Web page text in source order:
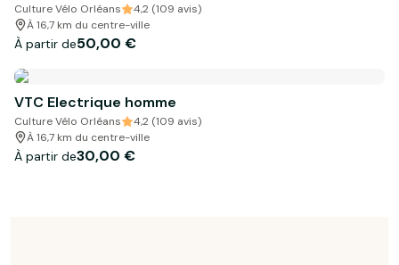
Culture Vélo Orléans
4,2 (109 avis)
À 16,7 km du centre-ville
À partir de50,00 €
VTC Electrique homme
Culture Vélo Orléans
4,2 (109 avis)
À 16,7 km du centre-ville
À partir de30,00 €